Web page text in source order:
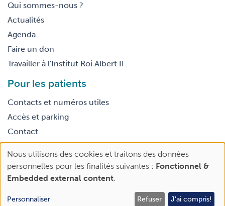
Rendez-vous | 2e avis Faire un don
Qui sommes-nous ?
Actualités
Agenda
Faire un don
Travailler à l'Institut Roi Albert II
Pour les patients
Contacts et numéros utiles
Accès et parking
Contact
Footer
legal
Conditions générales d’utilisation
Use
of
personal
data
Nous utilisons des cookies et traitons des données
personnelles pour les finalités suivantes : Fonctionnel &
Embedded external content.
Personnaliser Refuser J'ai compris!